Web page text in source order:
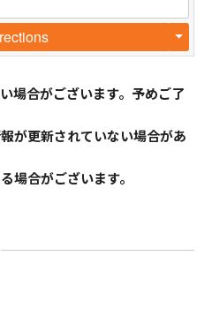
場合がございます。予めご了
が更新されていない場合があ
場合がございます。